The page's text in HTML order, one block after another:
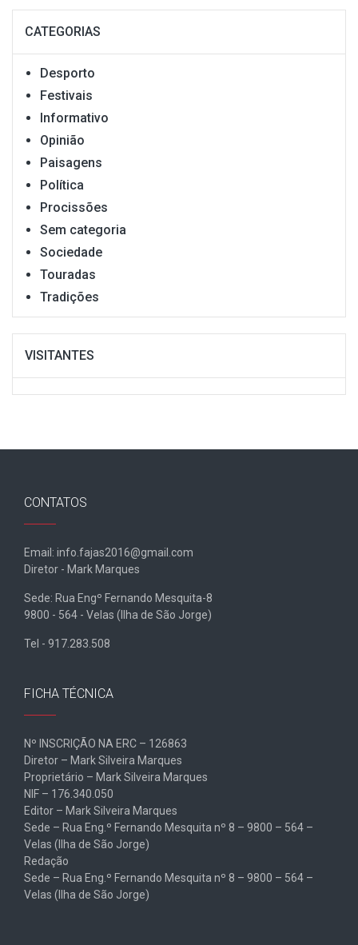
CATEGORIAS
Desporto
Festivais
Informativo
Opinião
Paisagens
Política
Procissões
Sem categoria
Sociedade
Touradas
Tradições
VISITANTES
CONTATOS
Email: info.fajas2016@gmail.com
Diretor - Mark Marques
Sede: Rua Engº Fernando Mesquita-8
9800 - 564 - Velas (Ilha de São Jorge)
Tel - 917.283.508
FICHA TÉCNICA
Nº INSCRIÇÃO NA ERC – 126863
Diretor – Mark Silveira Marques
Proprietário – Mark Silveira Marques
NIF – 176.340.050
Editor – Mark Silveira Marques
Sede – Rua Eng.º Fernando Mesquita nº 8 – 9800 – 564 –
Velas (Ilha de São Jorge)
Redação
Sede – Rua Eng.º Fernando Mesquita nº 8 – 9800 – 564 –
Velas (Ilha de São Jorge)